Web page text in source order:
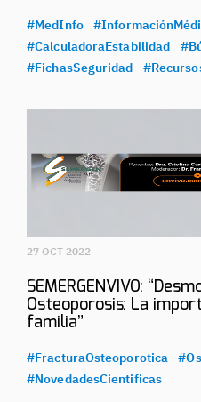
#MedInfo
#CalculadoraEstabilidad
#FichasSeguridad
27 OCT 2022
SEMERGENVIVO:
Osteoporosis: La
familia”
#FracturaOsteoporotica
#NovedadesCientificas